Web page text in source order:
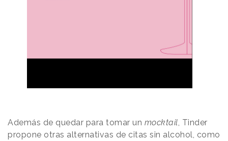
Además de quedar para tomar un mocktail, Tinder
propone otras alternativas de citas sin alcohol, como